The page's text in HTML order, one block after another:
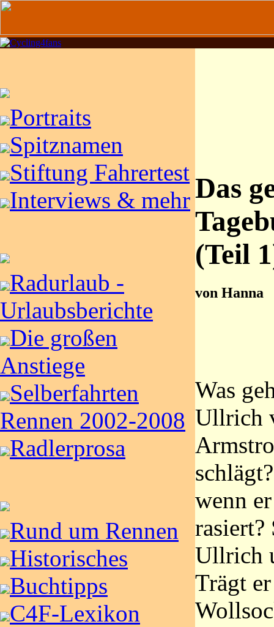
Portraits
Spitznamen
Stiftung Fahrertest
Interviews & mehr
Radurlaub -
Urlaubsberichte
Die großen
Anstiege
Selberfahrten
Rennen 2002-2008
Radlerprosa
Rund um Rennen
Historisches
Buchtipps
C4F-Lexikon
Das
(Teil
von Hanna
Was
Ullrich
wenn
rasiert?
Ullrich
Trägt